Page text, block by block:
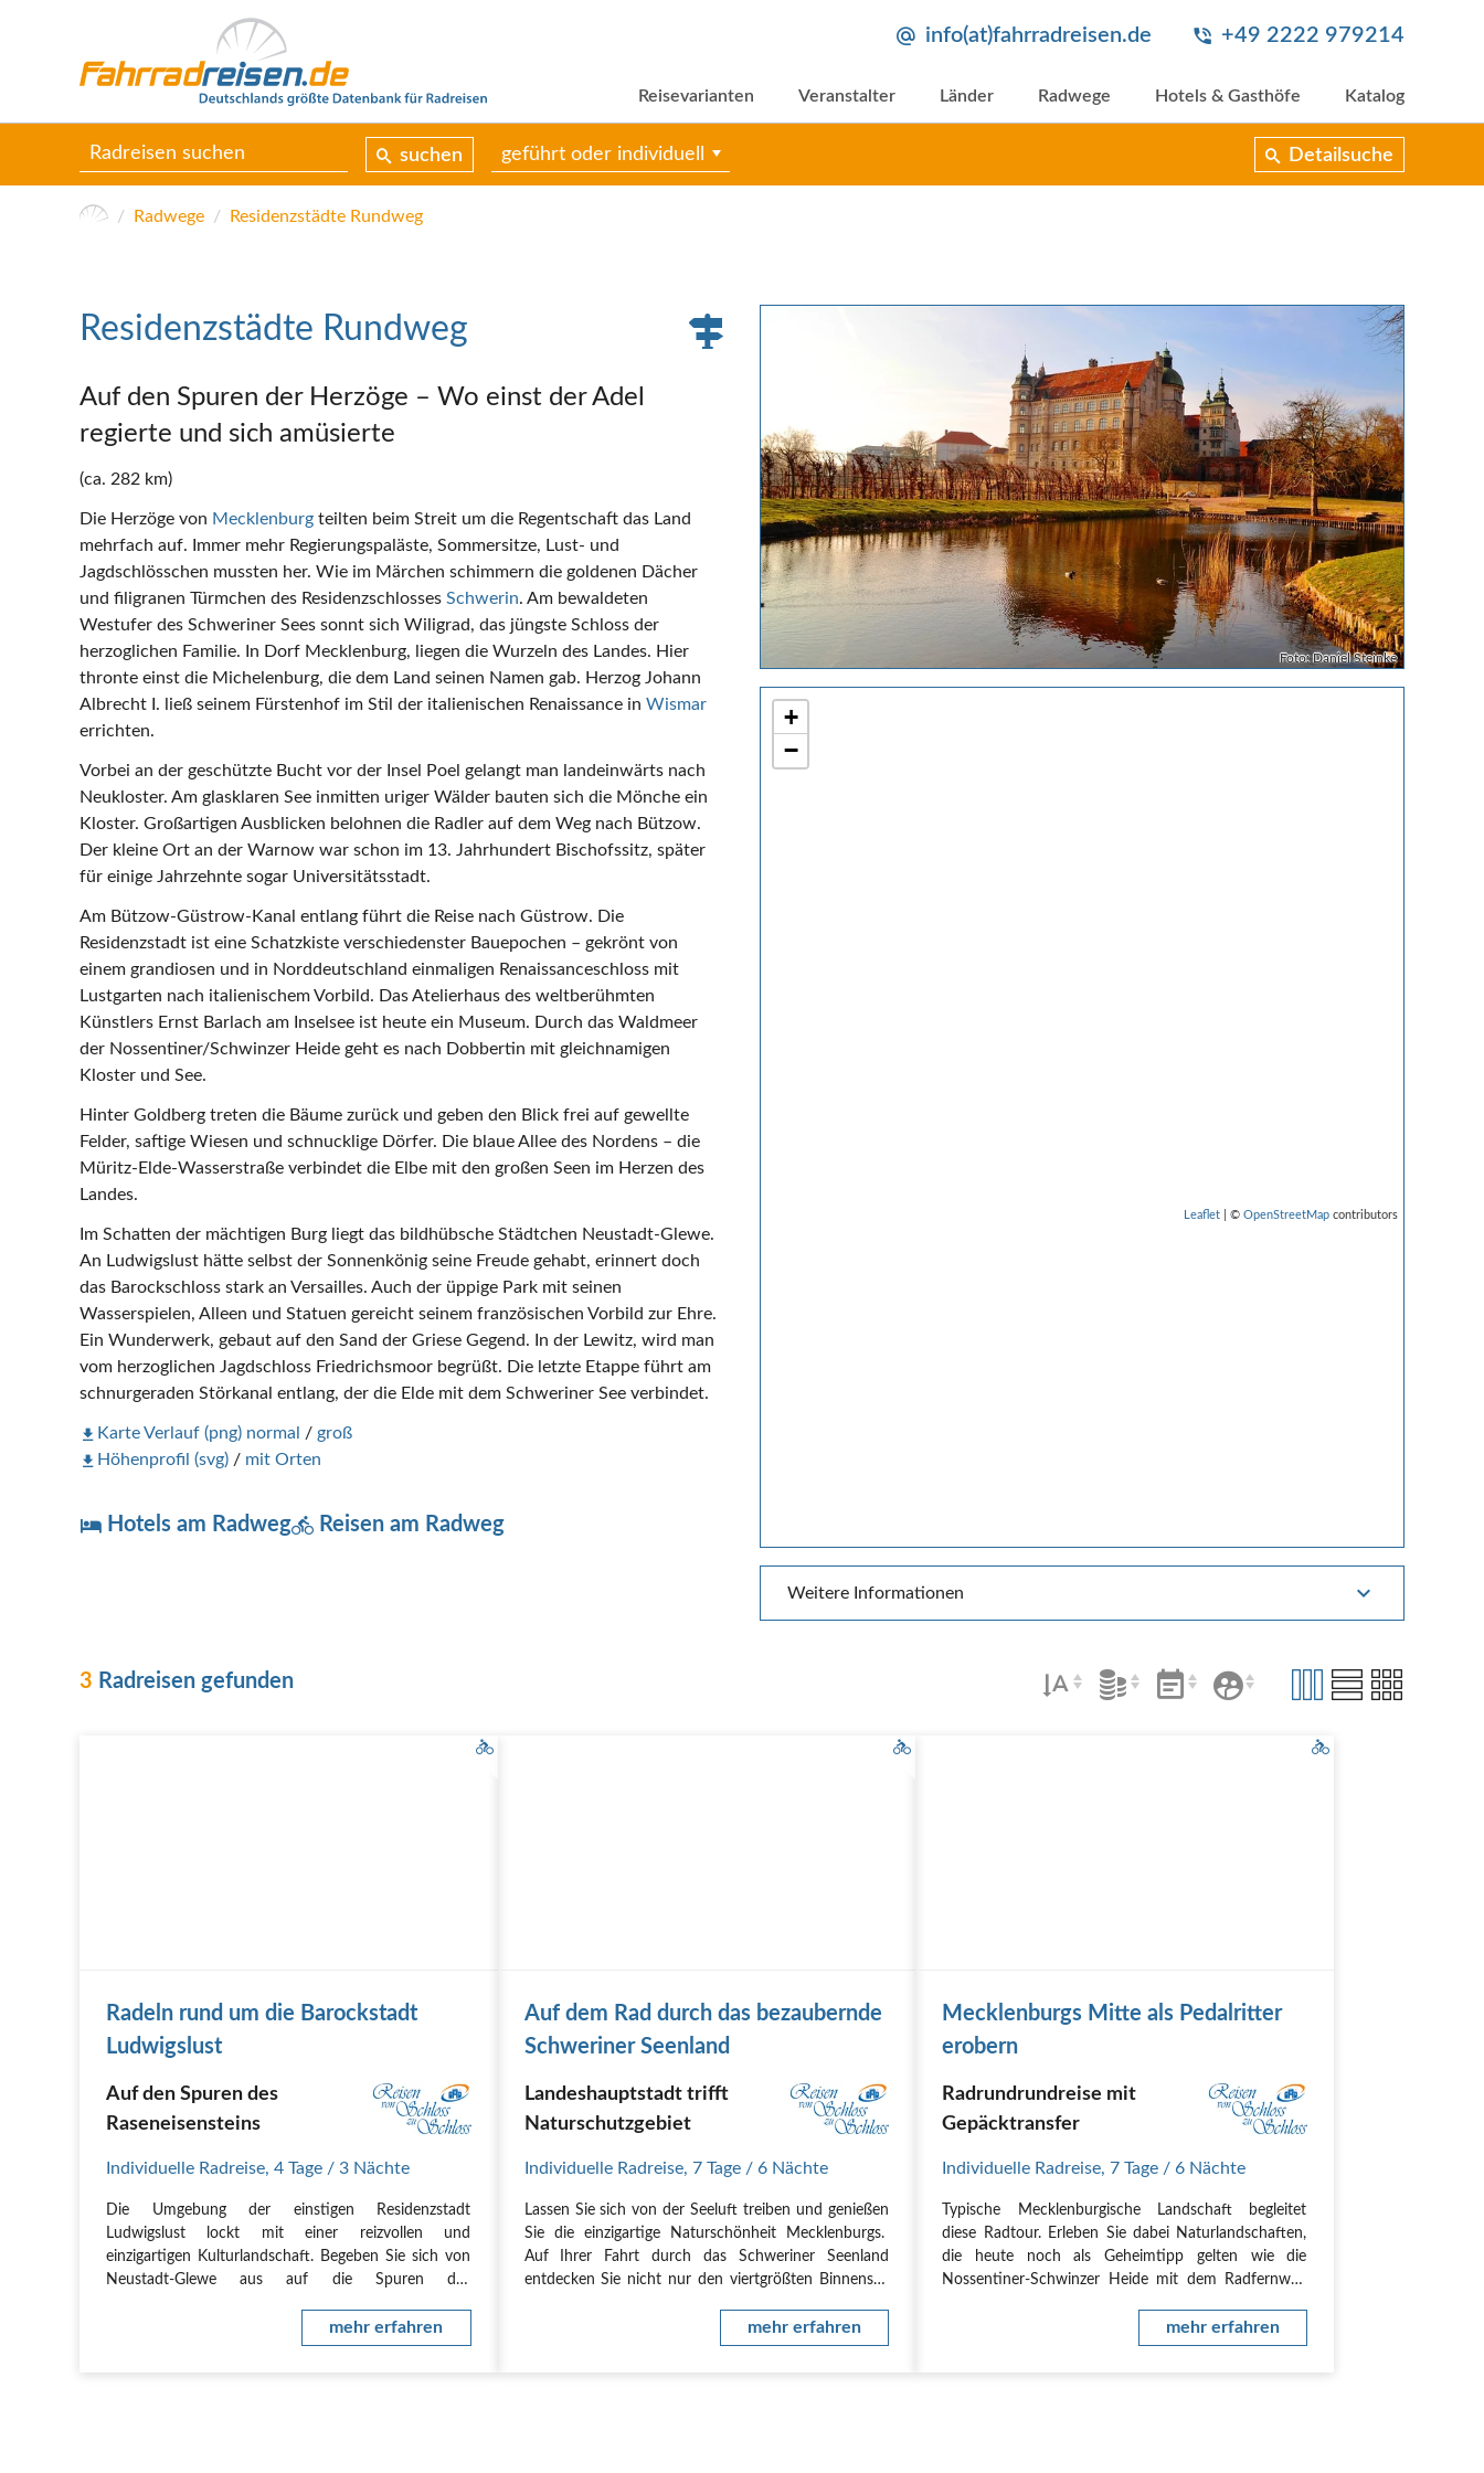
info(at)fahrradreisen.de +49 2222 979214
Reisevarianten Veranstalter Länder Radwege Hotels & Gasthöfe Katalog
suchen geführt oder individuell Detailsuche
Radwege Residenzstädte Rundweg
Foto: Daniel Steinke
+
−
Leaflet | © OpenStreetMap contributors
Weitere Informationen
Residenzstädte Rundweg
Auf den Spuren der Herzöge – Wo einst der Adel
regierte und sich amüsierte
(ca. 282 km)
Die Herzöge von Mecklenburg teilten beim Streit um die Regentschaft das Land
mehrfach auf. Immer mehr Regierungspaläste, Sommersitze, Lust- und
Jagdschlösschen mussten her. Wie im Märchen schimmern die goldenen Dächer
und filigranen Türmchen des Residenzschlosses Schwerin. Am bewaldeten
Westufer des Schweriner Sees sonnt sich Wiligrad, das jüngste Schloss der
herzoglichen Familie. In Dorf Mecklenburg, liegen die Wurzeln des Landes. Hier
thronte einst die Michelenburg, die dem Land seinen Namen gab. Herzog Johann
Albrecht I. ließ seinem Fürstenhof im Stil der italienischen Renaissance in Wismar
errichten.
Vorbei an der geschützte Bucht vor der Insel Poel gelangt man landeinwärts nach
Neukloster. Am glasklaren See inmitten uriger Wälder bauten sich die Mönche ein
Kloster. Großartigen Ausblicken belohnen die Radler auf dem Weg nach Bützow.
Der kleine Ort an der Warnow war schon im 13. Jahrhundert Bischofssitz, später
für einige Jahrzehnte sogar Universitätsstadt.
Am Bützow-Güstrow-Kanal entlang führt die Reise nach Güstrow. Die
Residenzstadt ist eine Schatzkiste verschiedenster Bauepochen – gekrönt von
einem grandiosen und in Norddeutschland einmaligen Renaissanceschloss mit
Lustgarten nach italienischem Vorbild. Das Atelierhaus des weltberühmten
Künstlers Ernst Barlach am Inselsee ist heute ein Museum. Durch das Waldmeer
der Nossentiner/Schwinzer Heide geht es nach Dobbertin mit gleichnamigen
Kloster und See.
Hinter Goldberg treten die Bäume zurück und geben den Blick frei auf gewellte
Felder, saftige Wiesen und schnucklige Dörfer. Die blaue Allee des Nordens – die
Müritz-Elde-Wasserstraße verbindet die Elbe mit den großen Seen im Herzen des
Landes.
Im Schatten der mächtigen Burg liegt das bildhübsche Städtchen Neustadt-Glewe.
An Ludwigslust hätte selbst der Sonnenkönig seine Freude gehabt, erinnert doch
das Barockschloss stark an Versailles. Auch der üppige Park mit seinen
Wasserspielen, Alleen und Statuen gereicht seinem französischen Vorbild zur Ehre.
Ein Wunderwerk, gebaut auf den Sand der Griese Gegend. In der Lewitz, wird man
vom herzoglichen Jagdschloss Friedrichsmoor begrüßt. Die letzte Etappe führt am
schnurgeraden Störkanal entlang, der die Elde mit dem Schweriner See verbindet.
Karte Verlauf (png) normal / groß
Höhenprofil (svg) / mit Orten
Hotels am Radweg Reisen am Radweg
3 Radreisen gefunden
Radeln rund um die Barockstadt
Ludwigslust
Auf den Spuren des
Raseneisensteins
Individuelle Radreise, 4 Tage / 3 Nächte
Die Umgebung der einstigen Residenzstadt
Ludwigslust lockt mit einer reizvollen und
einzigartigen Kulturlandschaft. Begeben Sie sich von
Neustadt-Glewe aus auf die Spuren des
Herzöge und heute zweifelsfrei ein wahrer Blickfang.
mehr erfahren
Auf dem Rad durch das bezaubernde
Schweriner Seenland
Landeshauptstadt trifft
Naturschutzgebiet
Individuelle Radreise, 7 Tage / 6 Nächte
Lassen Sie sich von der Seeluft treiben und genießen
Sie die einzigartige Naturschönheit Mecklenburgs.
Auf Ihrer Fahrt durch das Schweriner Seenland
entdecken Sie nicht nur den viertgrößten Binnensee
Ortschaften, radeln entlang von weiten Feldern,…
mehr erfahren
Mecklenburgs Mitte als Pedalritter
erobern
Radrundrundreise mit
Gepäcktransfer
Individuelle Radreise,7 Tage / 6 Nächte
Typische Mecklenburgische Landschaft begleitet
diese Radtour. Erleben Sie dabei Naturlandschaften,
die heute noch als Geheimtipp gelten wie die
Nossentiner-Schwinzer Heide mit dem Radfernweg
absolvieren, und Geschichte und Kultur, bei einem…
mehr erfahren